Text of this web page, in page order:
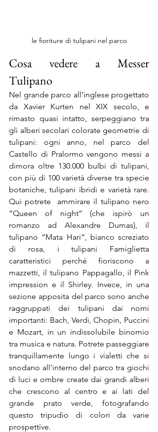
le fioriture di tulipani nel parco
Cosa vedere a Messer
Tulipano
Nel grande parco all’inglese progettato
da Xavier Kurten nel XIX secolo, e
rimasto quasi intatto, serpeggiano tra
gli alberi secolari colorate geometrie di
tulipani: ogni anno, nel parco del
Castello di Pralormo vengono messi a
dimora oltre 130.000 bulbi di tulipani,
con più di 100 varietà diverse tra specie
botaniche, tulipani ibridi e varietà rare.
Qui potrete  ammirare il tulipano nero
”Queen of night” (che ispirò un
romanzo ad Alexandre Dumas), il
tulipano “Mata Hari”, bianco screziato
di rosa, i tulipani Famiglietta
caratteristici perché fioriscono a
mazzetti, il tulipano Pappagallo, il Pink
impression e il Shirley. Invece, in una
sezione apposita del parco sono anche
raggruppati dei tulipani dai nomi
importanti: Bach, Verdi, Chopin, Puccini
e Mozart, in un indissolubile binomio
tra musica e natura. Potrete passeggiare
tranquillamente lungo i vialetti che si
snodano all'interno del parco tra giochi
di luci e ombre create dai grandi alberi
che crescono al centro e ai lati del
grande prato verde, fotografando
questo tripudio di colori da varie
prospettive.